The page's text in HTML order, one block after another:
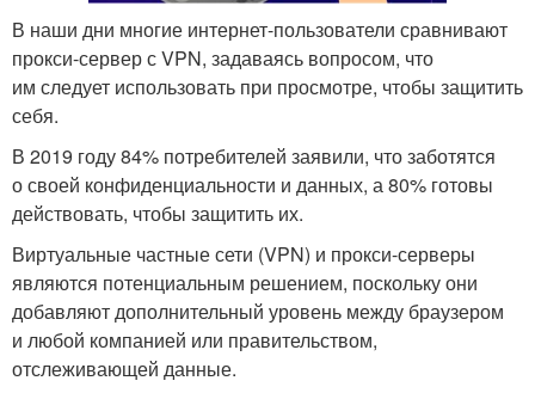
В наши дни многие интернет-пользователи сравнивают
прокси-сервер с VPN, задаваясь вопросом, что
им следует использовать при просмотре, чтобы защитить
себя.
В 2019 году 84% потребителей заявили, что заботятся
о своей конфиденциальности и данных, а 80% готовы
действовать, чтобы защитить их.
Виртуальные частные сети (VPN) и прокси-серверы
являются потенциальным решением, поскольку они
добавляют дополнительный уровень между браузером
и любой компанией или правительством,
отслеживающей данные.